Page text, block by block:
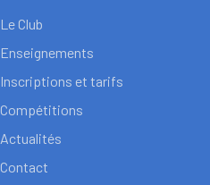
Le Club
Enseignements
Inscriptions et tarifs
Compétitions
Actualités
Contact